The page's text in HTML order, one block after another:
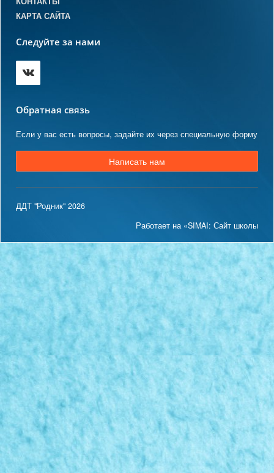
КАРТА САЙТА
Следуйте за нами
Обратная связь
Если у вас есть вопросы, задайте их через специальную форму
Написать нам
ДДТ "Родник" 2026
Работает на «SIMAI: Сайт школы